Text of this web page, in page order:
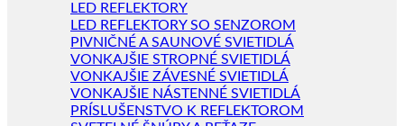
LED REFLEKTORY
LED REFLEKTORY SO SENZOROM
PIVNIČNÉ A SAUNOVÉ SVIETIDLÁ
VONKAJŠIE STROPNÉ SVIETIDLÁ
VONKAJŠIE ZÁVESNÉ SVIETIDLÁ
VONKAJŠIE NÁSTENNÉ SVIETIDLÁ
PRÍSLUŠENSTVO K REFLEKTOROM